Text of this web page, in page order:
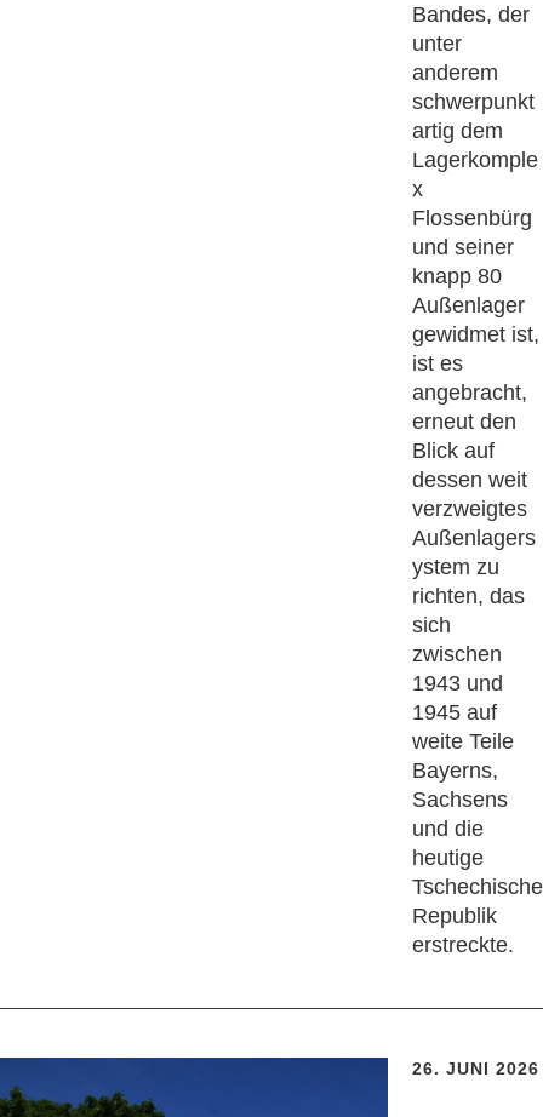
Bandes, der
unter
anderem
schwerpunkt
artig dem
Lagerkomple
x
Flossenbürg
und seiner
knapp 80
Außenlager
gewidmet ist,
ist es
angebracht,
erneut den
Blick auf
dessen weit
verzweigtes
Außenlagers
ystem zu
richten, das
sich
zwischen
1943 und
1945 auf
weite Teile
Bayerns,
Sachsens
und die
heutige
Tschechische
Republik
erstreckte.
26. JUNI 2026